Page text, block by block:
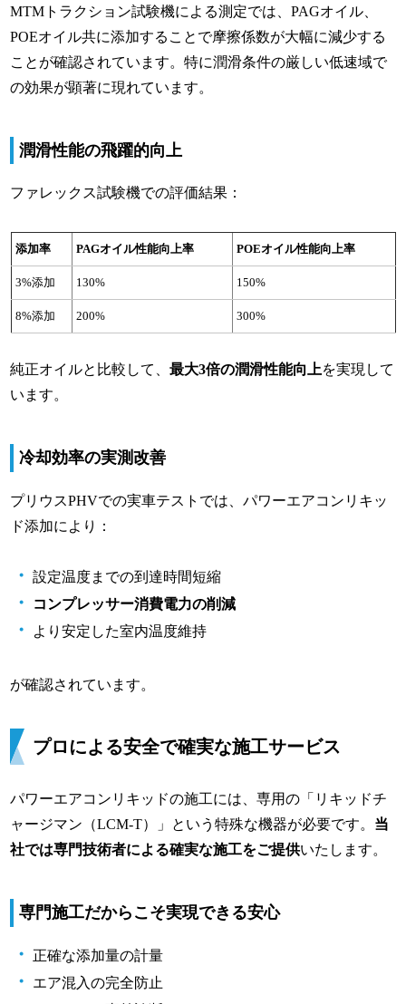
MTMトラクション試験機による測定では、PAGオイル、
POEオイル共に添加することで摩擦係数が大幅に減少する
ことが確認されています。特に潤滑条件の厳しい低速域で
の効果が顕著に現れています。
潤滑性能の飛躍的向上
ファレックス試験機での評価結果：
添加率 PAGオイル性能向上率 POEオイル性能向上率
3%添加 130% 150%
8%添加 200% 300%
純正オイルと比較して、最大3倍の潤滑性能向上を実現して
います。
冷却効率の実測改善
プリウスPHVでの実車テストでは、パワーエアコンリキッ
ド添加により：
設定温度までの到達時間短縮
コンプレッサー消費電力の削減
より安定した室内温度維持
が確認されています。
プロによる安全で確実な施工サービス
パワーエアコンリキッドの施工には、専用の「リキッドチ
ャージマン（LCM-T）」という特殊な機器が必要です。 当
社では専門技術者による確実な施工をご提供いたします。
専門施工だからこそ実現できる安心
正確な添加量の計量
エア混入の完全防止